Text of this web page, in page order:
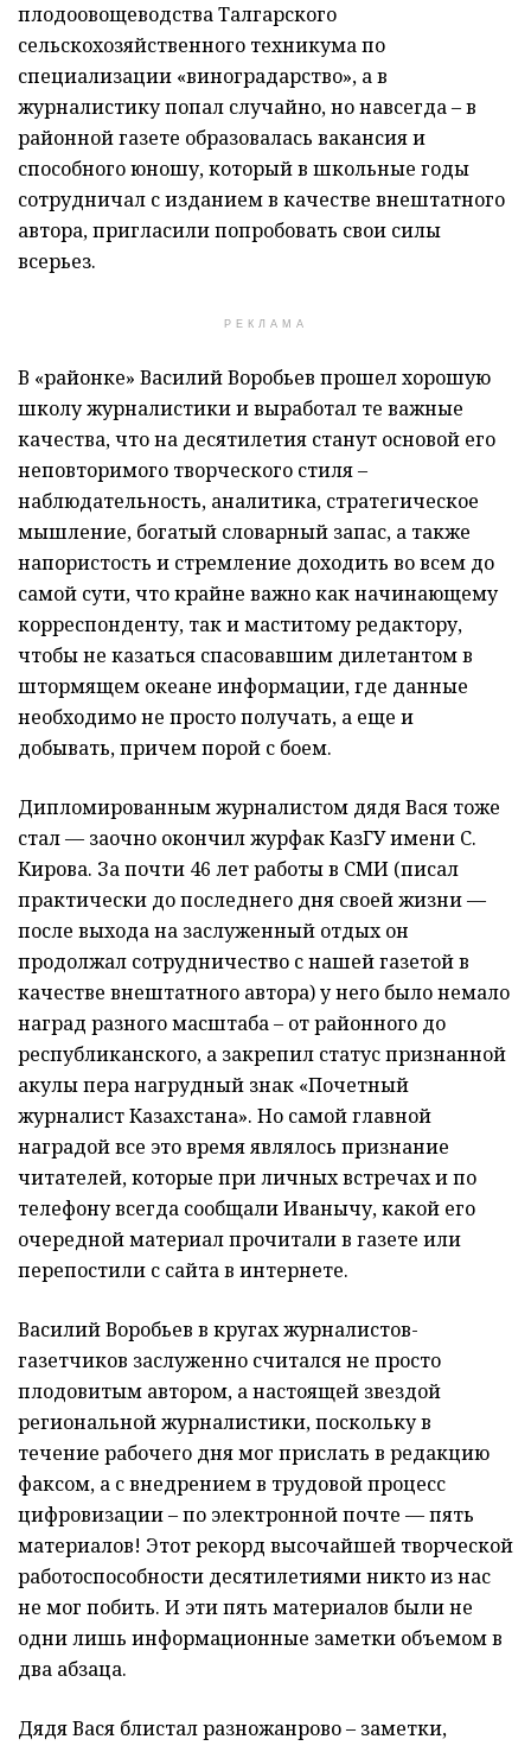
плодоовощеводства Талгарского
сельскохозяйственного техникума по
специализации «виноградарство», а в
журналистику попал случайно, но навсегда – в
районной газете образовалась вакансия и
способного юношу, который в школьные годы
сотрудничал с изданием в качестве внештатного
автора, пригласили попробовать свои силы
всерьез.
РЕКЛАМА
В «районке» Василий Воробьев прошел хорошую
школу журналистики и выработал те важные
качества, что на десятилетия станут основой его
неповторимого творческого стиля –
наблюдательность, аналитика, стратегическое
мышление, богатый словарный запас, а также
напористость и стремление доходить во всем до
самой сути, что крайне важно как начинающему
корреспонденту, так и маститому редактору,
чтобы не казаться спасовавшим дилетантом в
штормящем океане информации, где данные
необходимо не просто получать, а еще и
добывать, причем порой с боем.
Дипломированным журналистом дядя Вася тоже
стал — заочно окончил журфак КазГУ имени С.
Кирова. За почти 46 лет работы в СМИ (писал
практически до последнего дня своей жизни —
после выхода на заслуженный отдых он
продолжал сотрудничество с нашей газетой в
качестве внештатного автора) у него было немало
наград разного масштаба – от районного до
республиканского, а закрепил статус признанной
акулы пера нагрудный знак «Почетный
журналист Казахстана». Но самой главной
наградой все это время являлось признание
читателей, которые при личных встречах и по
телефону всегда сообщали Иванычу, какой его
очередной материал прочитали в газете или
перепостили с сайта в интернете.
Василий Воробьев в кругах журналистов-
газетчиков заслуженно считался не просто
плодовитым автором, а настоящей звездой
региональной журналистики, поскольку в
течение рабочего дня мог прислать в редакцию
факсом, а с внедрением в трудовой процесс
цифровизации – по электронной почте — пять
материалов! Этот рекорд высочайшей творческой
работоспособности десятилетиями никто из нас
не мог побить. И эти пять материалов были не
одни лишь информационные заметки объемом в
два абзаца.
Дядя Вася блистал разножанрово – заметки,